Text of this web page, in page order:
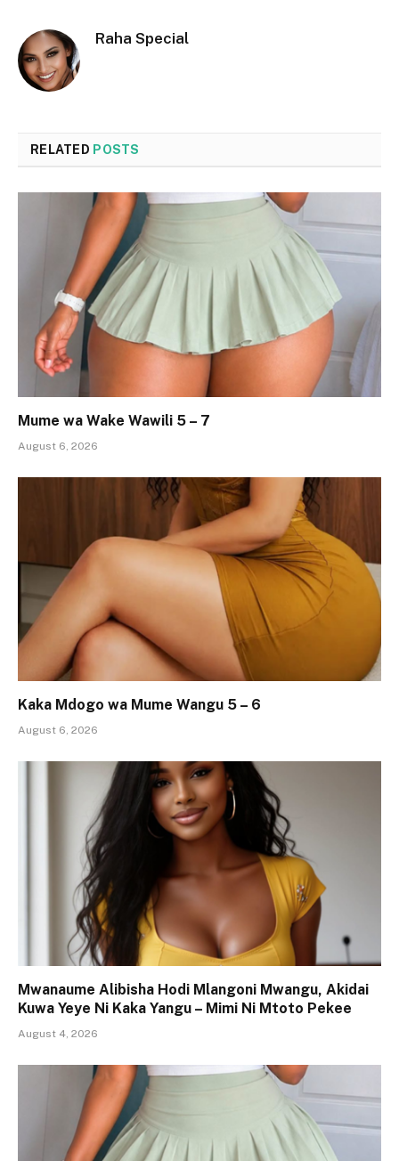
Raha Special
RELATED POSTS
Mume wa Wake Wawili 5 – 7
August 6, 2026
Kaka Mdogo wa Mume Wangu 5 – 6
August 6, 2026
Mwanaume Alibisha Hodi Mlangoni Mwangu, Akidai
Kuwa Yeye Ni Kaka Yangu – Mimi Ni Mtoto Pekee
August 4, 2026